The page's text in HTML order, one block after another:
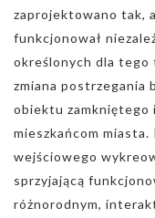
zaprojektowano tak,
funkcjonował
określonych dla
zmiana postrzegania
obiektu zamkniętego
mieszkańcom miasta.
wejściowego
sprzyjającą
różnorodnym,